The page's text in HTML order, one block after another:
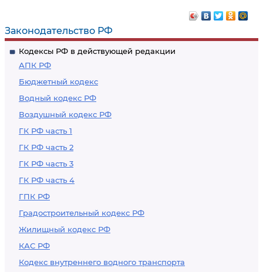
Законодательство РФ
Кодексы РФ в действующей редакции
АПК РФ
Бюджетный кодекс
Водный кодекс РФ
Воздушный кодекс РФ
ГК РФ часть 1
ГК РФ часть 2
ГК РФ часть 3
ГК РФ часть 4
ГПК РФ
Градостроительный кодекс РФ
Жилищный кодекс РФ
КАС РФ
Кодекс внутреннего водного транспорта